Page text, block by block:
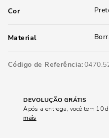
Cor
Material
Código de Referência
DEVOLUÇÃO GRÁTIS
Após a entrega, você tem 10
mais